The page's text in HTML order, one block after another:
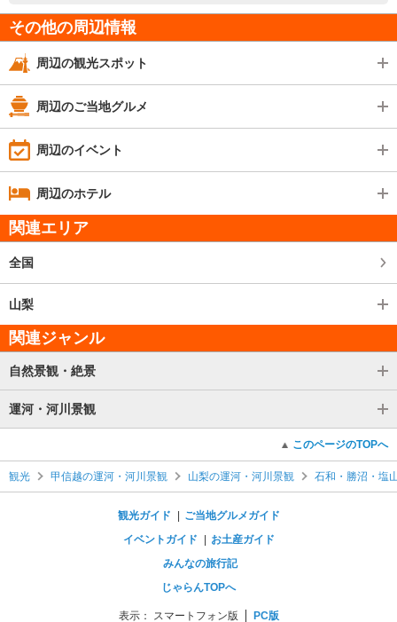
その他の周辺情報
周辺の観光スポット
周辺のご当地グルメ
周辺のイベント
周辺のホテル
関連エリア
全国
山梨
関連ジャンル
自然景観・絶景
運河・河川景観
このページのTOPへ
観光 甲信越の運河・河川景観 山梨の運河・河川景観 石和・勝沼・塩
観光ガイド
ご当地グルメガイド
イベントガイド
お土産ガイド
みんなの旅行記
じゃらんTOPへ
表示： スマートフォン版 PC版